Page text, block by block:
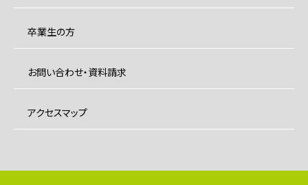
卒業生の方
お問い合わせ・資料請求
アクセスマップ